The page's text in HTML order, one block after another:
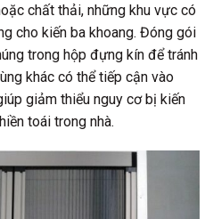
chất thải, những khu vực có
cho kiến ba khoang. Đóng gói
trong hộp đựng kín để tránh
khác có thể tiếp cận vào
giảm thiểu nguy cơ bị kiến
toái trong nhà.